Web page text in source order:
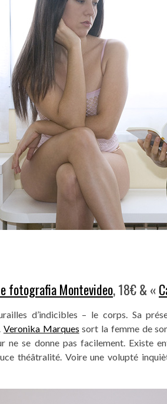
fotografia Montevideo, 18€ & «
d’indicibles – le corps. Sa
Veronika Marques sort la femme de
ne se donne pas facilement. Existe
théâtralité. Voire une volupté